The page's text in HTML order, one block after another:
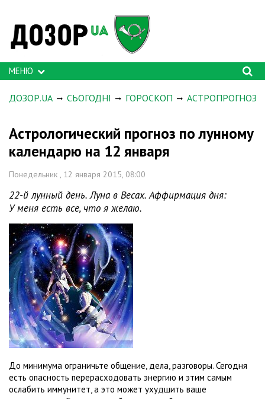
МЕНЮ
ДОЗОР.UA СЬОГОДНІ ГОРОСКОП АСТРОПРОГНОЗ
Астрологический прогноз по лунному
календарю на 12 января
Понедельник , 12 января 2015, 08:00
22-й лунный день. Луна в Весах. Аффирмация дня:
У меня есть все, что я желаю.
До минимума ограничьте общение, дела, разговоры. Сегодня
есть опасность перерасходовать энергию и этим самым
ослабить иммунитет, а это может ухудшить ваше